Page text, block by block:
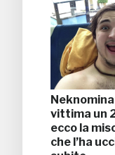
vittima un
ecco la
che l’ha